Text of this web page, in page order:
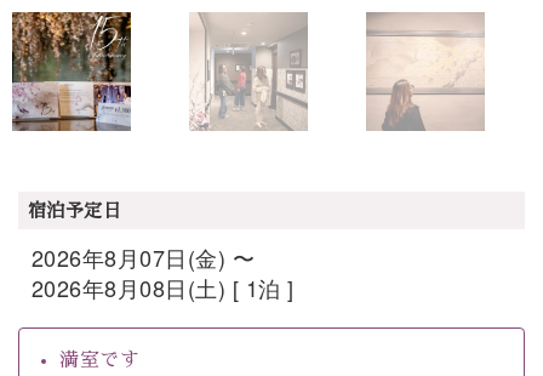
宿泊予定日
2026年8月07日(金) 〜
2026年8月08日(土) [ 1泊 ]
満室です